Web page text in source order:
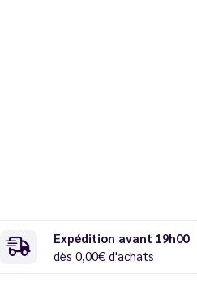
Expédition avant 19h00
dès 0,00€ d'achats